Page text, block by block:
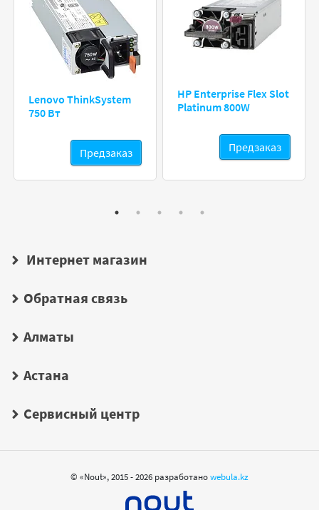
Lenovo ThinkSystem
750 Вт
Предзаказ
HP Enterprise Flex Slot
Platinum 800W
Предзаказ
Интернет магазин
Обратная связь
Алматы
Астана
Сервисный центр
© «Nout», 2015 - 2026 разработаноwebula.kz